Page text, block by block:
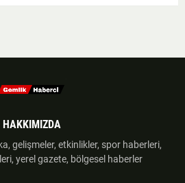
HAKKIMIZDA
gelişmeler, etkinlikler, spor haberleri,
yerel gazete, bölgesel haberler